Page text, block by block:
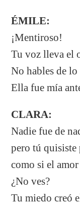
ÉMILE:
¡Mentiroso!
Tu voz lleva el
No hables de
Ella fue mía
CLARA:
Nadie fue de
pero tú quisiste
como si el
¿No ves?
Tu miedo creó